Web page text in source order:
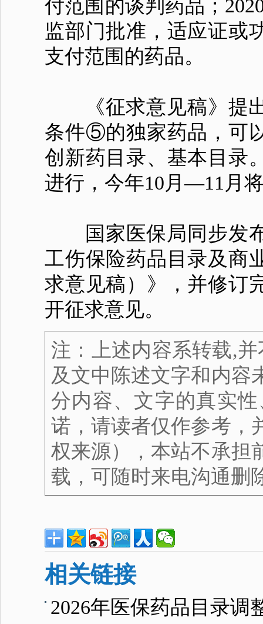
付范围的谈判药品；
监部门批准，适应证或
支付范围的药品。
《征求意见稿》提出
条件⑤的独家药品，可
创新药目录、基本目录
进行，今年10月—11月
国家医保局同步发布
工伤保险药品目录及商
求意见稿）》，并修订
开征求意见。
注：上述内容系转载,
及文中陈述文字和内容
分内容、文字的真实
诺，请读者仅作参考，
权来源），本站不承担
载，可随时来电沟通删
相关链接
2026年医保药品目录调